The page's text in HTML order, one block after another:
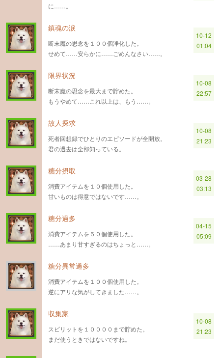
に……。
鎮魂の涙
断末魔の思念を１００個浄化した。
せめて……安らかに……ごめんなさい……。
10-12
01:04
限界状況
断末魔の思念を最大まで貯めた。
もうやめて……これ以上は、もう……。
10-08
22:57
故人探求
死者回想録でひとりのエピソードが全開放。
君の過去は全部知っている。
10-08
21:23
糖分摂取
消費アイテムを１０個使用した。
甘いものは得意ではないです……。
03-28
03:13
糖分過多
消費アイテムを５０個使用した。
……あまり甘すぎるのはちょっと……。
04-15
05:09
糖分異常過多
消費アイテムを１００個使用した。
逆にアリな気がしてきました……。
収集家
スピリットを１００００まで貯めた。
まだ使うときではないですね。
10-08
21:23